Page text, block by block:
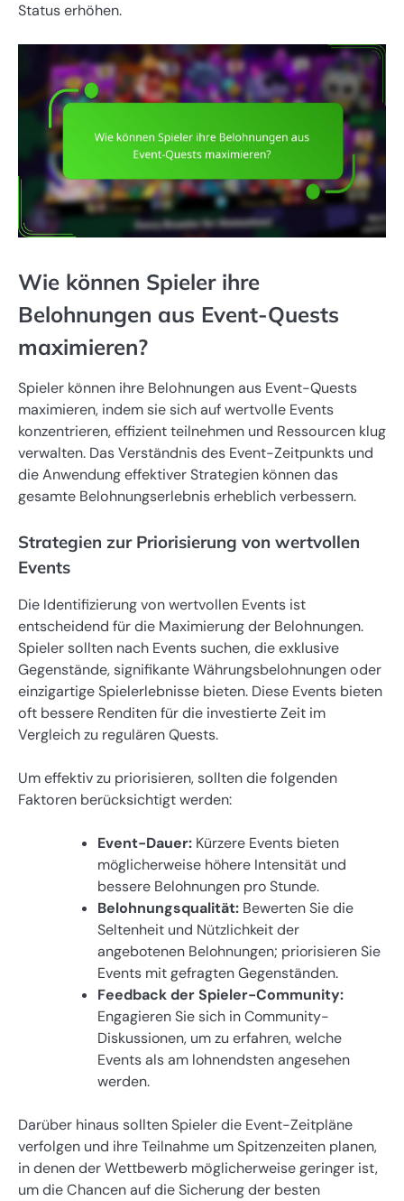
Status erhöhen.
Wie können Spieler ihre
Belohnungen aus Event-Quests
maximieren?
Spieler können ihre Belohnungen aus Event-Quests
maximieren, indem sie sich auf wertvolle Events
konzentrieren, effizient teilnehmen und Ressourcen klug
verwalten. Das Verständnis des Event-Zeitpunkts und
die Anwendung effektiver Strategien können das
gesamte Belohnungserlebnis erheblich verbessern.
Strategien zur Priorisierung von wertvollen
Events
Die Identifizierung von wertvollen Events ist
entscheidend für die Maximierung der Belohnungen.
Spieler sollten nach Events suchen, die exklusive
Gegenstände, signifikante Währungsbelohnungen oder
einzigartige Spielerlebnisse bieten. Diese Events bieten
oft bessere Renditen für die investierte Zeit im
Vergleich zu regulären Quests.
Um effektiv zu priorisieren, sollten die folgenden
Faktoren berücksichtigt werden:
Event-Dauer: Kürzere Events bieten
möglicherweise höhere Intensität und
bessere Belohnungen pro Stunde.
Belohnungsqualität: Bewerten Sie die
Seltenheit und Nützlichkeit der
angebotenen Belohnungen; priorisieren Sie
Events mit gefragten Gegenständen.
Feedback der Spieler-Community:
Engagieren Sie sich in Community-
Diskussionen, um zu erfahren, welche
Events als am lohnendsten angesehen
werden.
Darüber hinaus sollten Spieler die Event-Zeitpläne
verfolgen und ihre Teilnahme um Spitzenzeiten planen,
in denen der Wettbewerb möglicherweise geringer ist,
um die Chancen auf die Sicherung der besten